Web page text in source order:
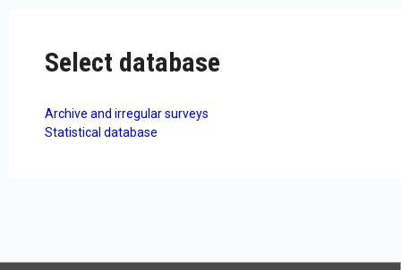
Select database
Archive and irregular surveys
Statistical database